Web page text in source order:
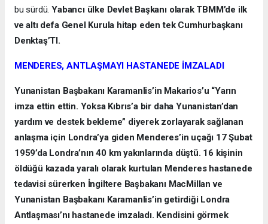
bu sürdü.Yabancı ülke Devlet Başkanı olarak TBMM’de ilk
ve altı defa Genel Kurula hitap eden tek Cumhurbaşkanı
Denktaş’TI.
MENDERES, ANTLAŞMAYI HASTANEDE İMZALADI
Yunanistan Başbakanı Karamanlis’in Makarios’u “Yarın
imza ettin ettin. Yoksa Kıbrıs’a bir daha Yunanistan’dan
yardım ve destek bekleme” diyerek zorlayarak sağlanan
anlaşma için Londra’ya giden Menderes’in uçağı 17 Şubat
1959’da Londra’nın 40 km yakınlarında düştü. 16 kişinin
öldüğü kazada yaralı olarak kurtulan Menderes hastanede
tedavisi sürerken İngiltere Başbakanı MacMillan ve
Yunanistan Başbakanı Karamanlis’in getirdiği Londra
Antlaşması’nı hastanede imzaladı. Kendisini görmek